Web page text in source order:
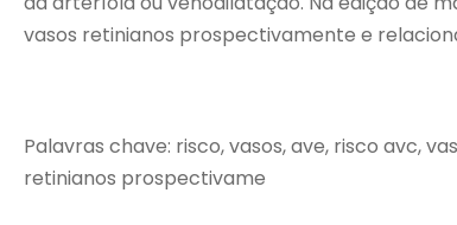
vasos retinianos prospectivamente e
Palavras chave: risco, vasos, ave, risco avc,
retinianos prospectivame